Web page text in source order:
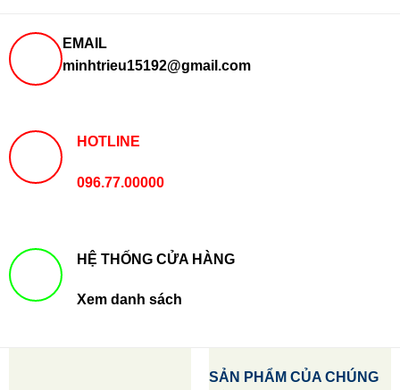
EMAIL
minhtrieu15192@gmail.com
HOTLINE
096.77.00000
HỆ THỐNG CỬA HÀNG
Xem danh sách
SẢN PHẨM CỦA CHÚNG